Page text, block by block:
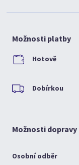
Možnosti platby
Hotově
Dobírkou
Možnosti dopravy
Osobní odběr